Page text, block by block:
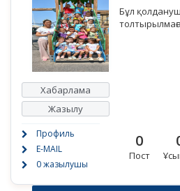
Хабарлама
Жазылу
Профиль
E-MAIL
0 жазылушы
Бұл
0
Пост